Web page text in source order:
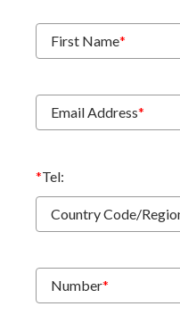
First Name*
Email Address*
*Tel:
Country Code/
Number*